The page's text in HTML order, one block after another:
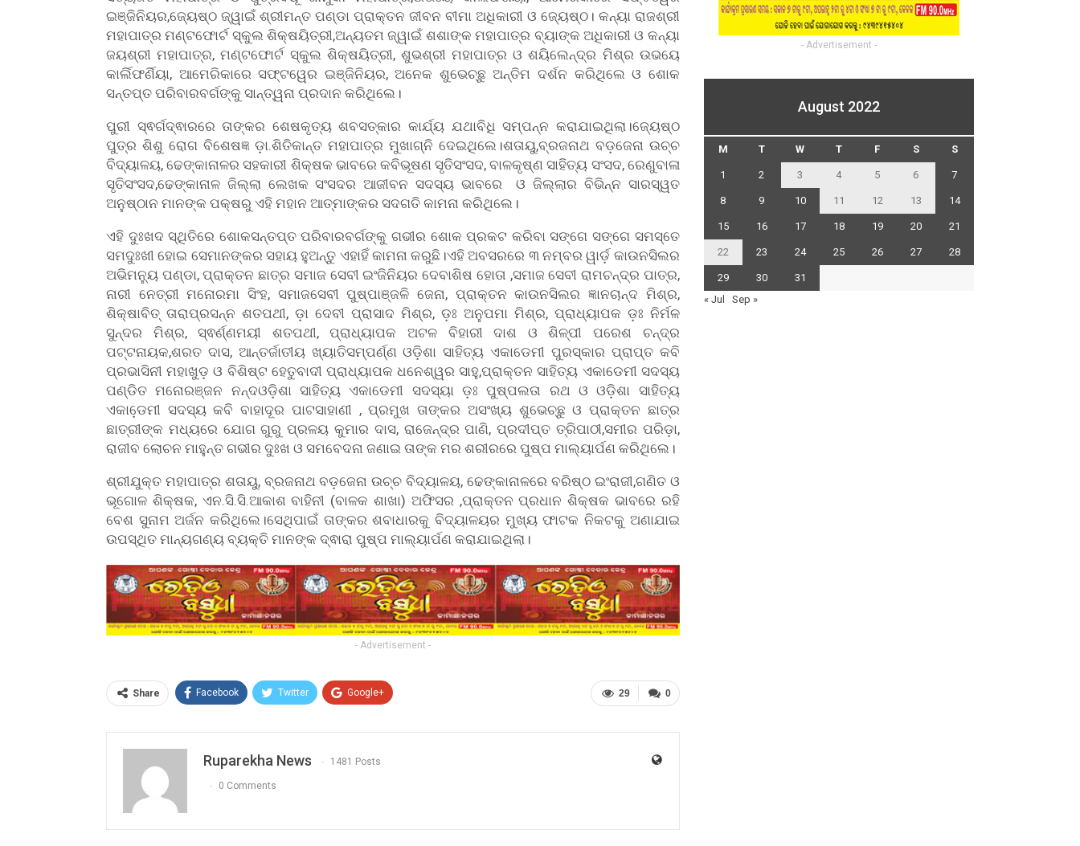
ଇଞ୍ଜିନିୟର,ଜ୍ୟେଷ୍ଠ ଜ୍ୱାଇଁ ଶ୍ରୀମନ୍ତ ପଣ୍ଡା ପ୍ରାକ୍ତନ ଜୀବନ ବୀମା ଅଧିକାରୀ ଓ ଜ୍ୟେଷ୍ଠ। କନ୍ୟା ରାଜଶ୍ରୀ
ମହାପାତ୍ର ମଣ୍ଟଫୋର୍ଟ ସ୍କୁଲ ଶିକ୍ଷୟିତ୍ରୀ,ଅନ୍ୟତମ ଜ୍ୱାଇଁ ଶଶାଙ୍କ ମହାପାତ୍ର ବ୍ୟାଙ୍କ ଅଧିକାରୀ ଓ କନ୍ୟା
ଜୟଶ୍ରୀ ମହାପାତ୍ର, ମଣ୍ଟଫୋର୍ଟ ସ୍କୁଲ ଶିକ୍ଷୟିତ୍ରୀ, ଶୁଭଶ୍ରୀ ମହାପାତ୍ର ଓ ଶୟିଲେନ୍ଦ୍ର ମିଶ୍ର ଉଭୟେ
କାର୍ଲିଫର୍ଣିୟା, ଆମେରିକାରେ ସଫ୍ଟୱେର ଇଞ୍ଜିନିୟର, ଅନେକ ଶୁଭେଚ୍ଛୁ ଅନ୍ତିମ ଦର୍ଶନ କରିଥିଲେ ଓ ଶୋକ
ସନ୍ତପ୍ତ ପରିବାରବର୍ଗଙ୍କୁ ସାନ୍ତ୍ୱନା ପ୍ରଦାନ କରିଥିଲେ।
ପୁରୀ ସ୍ଵର୍ଗଦ୍ଵାରରେ ତାଙ୍କର ଶେଷକୃତ୍ୟ ଶବସତ୍କାର କାର୍ଯ୍ୟ ଯଥାବିଧି ସମ୍ପନ୍ନ କରାଯାଇଥିଲା।ଜ୍ୟେଷ୍ଠ
ପୁତ୍ର ଶିଶୁ ରୋଗ ବିଶେଷଜ୍ଞ ଡ଼ା.ଶିତିକାନ୍ତ ମହାପାତ୍ର ମୁଖାଗ୍ନି ଦେଇଥିଲେ।ଶତାୟୁ,ବ୍ରଜନାଥ ବଡ଼ଜେନା ଉଚ୍ଚ
ବିଦ୍ୟାଳୟ, ଢେଙ୍କାନାଳର ସହକାରୀ ଶିକ୍ଷକ ଭାବରେ କବିଭୂଷଣ ସୃତିସଂସଦ, ବାଳକୃଷ୍ଣ ସାହିତ୍ୟ ସଂସଦ, ରେଣୁବାଳା
ସୃତିସଂସଦ,ଢେଙ୍କାନାଳ ଜିଲ୍ଲା ଲେଖକ ସଂସଦର ଆଜୀବନ ସଦସ୍ୟ ଭାବରେ ଓ ଜିଲ୍ଲାର ବିଭିନ୍ନ ସାରସ୍ୱତ
ଅନୁଷ୍ଠାନ ମାନଙ୍କ ପକ୍ଷରୁ ଏହି ମହାନ ଆତ୍ମାଙ୍କର ସଦଗତି କାମନା କରିଥିଲେ।
ଏହି ଦୁଃଖଦ ସ୍ଥିତିରେ ଶୋକସନ୍ତପ୍ତ ପରିବାରବର୍ଗଙ୍କୁ ଗଭୀର ଶୋକ ପ୍ରକଟ କରିବା ସଙ୍ଗେ ସଙ୍ଗେ ସମସ୍ତେ
ସମଦୁଃଖୀ ହୋଇ ସେମାନଙ୍କର ସହାୟ ହୁଅନ୍ତୁ ଏହାହିଁ କାମନା କରୁଛି।ଏହି ଅବସରରେ ୩ ନମ୍ବର ୱାର୍ଡ଼ କାଉନସିଲର
ଅଭିମନ୍ୟୁ ପଣ୍ଡା, ପ୍ରାକ୍ତନ ଛାତ୍ର ସମାଜ ସେବୀ ଇଂଜିନିୟର ଦେବାଶିଷ ହୋତା ,ସମାଜ ସେବୀ ରାମଚନ୍ଦ୍ର ପାତ୍ର,
ନାରୀ ନେତ୍ରୀ ମନୋରମା ସିଂହ, ସମାଜସେବୀ ପୁଷ୍ପାଞ୍ଜଳି ଜେନା, ପ୍ରାକ୍ତନ କାଉନସିଲର ଜ୍ଞାନଚାନ୍ଦ ମିଶ୍ର,
ଶିକ୍ଷାବିତ୍ ତାରାପ୍ରସନ୍ନ ଶତପଥୀ, ଡ଼ା ଦେବୀ ପ୍ରାସାଦ ମିଶ୍ର, ଡ଼ଃ ଅନୁପମା ମିଶ୍ର, ପ୍ରାଧ୍ୟାପକ ଡ଼ଃ ନିର୍ମଳ
ସୁନ୍ଦର ମିଶ୍ର, ସ୍ଵର୍ଣ୍ଣମୟୀ ଶତପଥୀ, ପ୍ରାଧ୍ୟାପକ ଅଟଳ ବିହାରୀ ଦାଶ ଓ ଶିଳ୍ପୀ ପରେଶ ଚନ୍ଦ୍ର
ପଟ୍ଟନାୟକ,ଶରତ ଦାସ, ଆନ୍ତର୍ଜାତୀୟ ଖ୍ୟାତିସମ୍ପର୍ଣ୍ଣ ଓଡ଼ିଶା ସାହିତ୍ୟ ଏକାଡେମୀ ପୁରସ୍କାର ପ୍ରାପ୍ତ କବି
ପ୍ରଭାସିନୀ ମହାଖୁଡ଼ ଓ ବିଶିଷ୍ଟ ହେତୁବାଦୀ ପ୍ରାଧ୍ୟାପକ ଧନେଶ୍ୱର ସାହୁ,ପ୍ରାକ୍ତନ ସାହିତ୍ୟ ଏକାଡେମୀ ସଦସ୍ୟ
ପଣ୍ଡିତ ମନୋରଞ୍ଜନ ନନ୍ଦଓଡ଼ିଶା ସାହିତ୍ୟ ଏକାଡେମୀ ସଦସ୍ୟା ଡ଼ଃ ପୁଷ୍ପଲତା ରଥ ଓ ଓଡ଼ିଶା ସାହିତ୍ୟ
ଏକାଡେ଼ମୀ ସଦସ୍ୟ କବି ବାହାଦୂର ପାଟସାହାଣୀ , ପ୍ରମୁଖ ତାଙ୍କର ଅସଂଖ୍ୟ ଶୁଭେଚ୍ଛୁ ଓ ପ୍ରାକ୍ତନ ଛାତ୍ର
ଛାତ୍ରୀଙ୍କ ମଧ୍ୟରେ ଯୋଗ ଗୁରୁ ପ୍ରଳୟ କୁମାର ଦାସ, ରାଜେନ୍ଦ୍ର ପାଣି, ପ୍ରଦୀପ୍ତ ତ୍ରିପାଠୀ,ସମୀର ପରିଡ଼ା,
ରାଜୀବ ଲୋଚନ ମାହୁନ୍ତ ଗଭୀର ଦୁଃଖ ଓ ସମବେଦନା ଜଣାଇ ତାଙ୍କ ମର ଶରୀରରେ ପୁଷ୍ପ ମାଲ୍ୟାର୍ପଣ କରିଥିଲେ।
ଶ୍ରୀଯୁକ୍ତ ମହାପାତ୍ର ଶତାୟୁ, ବ୍ରଜନାଥ ବଡ଼ଜେନା ଉଚ୍ଚ ବିଦ୍ୟାଳୟ, ଢେଙ୍କାନାଳରେ ବରିଷ୍ଠ ଇଂରାଜୀ,ଗଣିତ ଓ
ଭୂଗୋଳ ଶିକ୍ଷକ, ଏନ.ସି.ସି.ଆକାଶ ବାହିନୀ (ବାଳକ ଶାଖା) ଅଫିସର ,ପ୍ରାକ୍ତନ ପ୍ରଧାନ ଶିକ୍ଷକ ଭାବରେ ରହି
ବେଶ ସୁନାମ ଅର୍ଜନ କରିଥିଲେ।ସେଥିପାଇଁ ତାଙ୍କର ଶବାଧାରକୁ ବିଦ୍ୟାଳୟର ମୁଖ୍ୟ ଫାଟକ ନିକଟକୁ ଅଣାଯାଇ
ଉପସ୍ଥିତ ମାନ୍ୟଗଣ୍ୟ ବ୍ୟକ୍ତି ମାନଙ୍କ ଦ୍ଵାରା ପୁଷ୍ପ ମାଲ୍ୟାର୍ପଣ କରାଯାଇଥିଲା।
- Advertisement -
0
29
Share Facebook Twitter Google+
Ruparekha News 1481 Posts
0 Comments
- Advertisement -
August 2022
M T W T F S S
1 2 3 4 5 6 7
8 9 10 11 12 13 14
15 16 17 18 19 20 21
22 23 24 25 26 27 28
29 30
31
« Jul
Sep »